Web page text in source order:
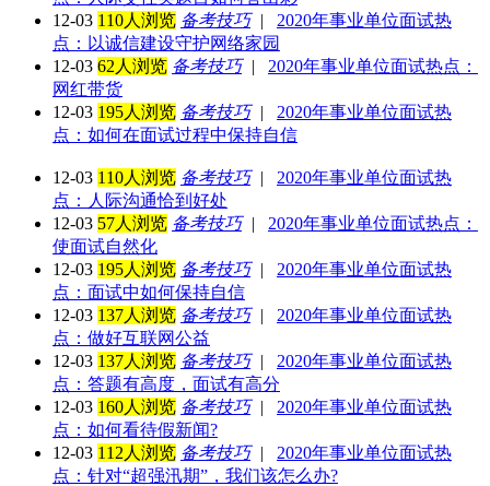
12-03 110人浏览 备考技巧|
2020年事业单位面试热
点：以诚信建设守护网络家园
12-03 62人浏览 备考技巧|
2020年事业单位面试热点：
网红带货
12-03 195人浏览 备考技巧|
2020年事业单位面试热
点：如何在面试过程中保持自信
12-03 110人浏览 备考技巧|
2020年事业单位面试热
点：人际沟通恰到好处
12-03 57人浏览 备考技巧|
2020年事业单位面试热点：
使面试自然化
12-03 195人浏览 备考技巧|
2020年事业单位面试热
点：面试中如何保持自信
12-03 137人浏览 备考技巧|
2020年事业单位面试热
点：做好互联网公益
12-03 137人浏览 备考技巧|
2020年事业单位面试热
点：答题有高度，面试有高分
12-03 160人浏览 备考技巧|
2020年事业单位面试热
点：如何看待假新闻?
12-03 112人浏览 备考技巧|
2020年事业单位面试热
点：针对“超强汛期”，我们该怎么办?